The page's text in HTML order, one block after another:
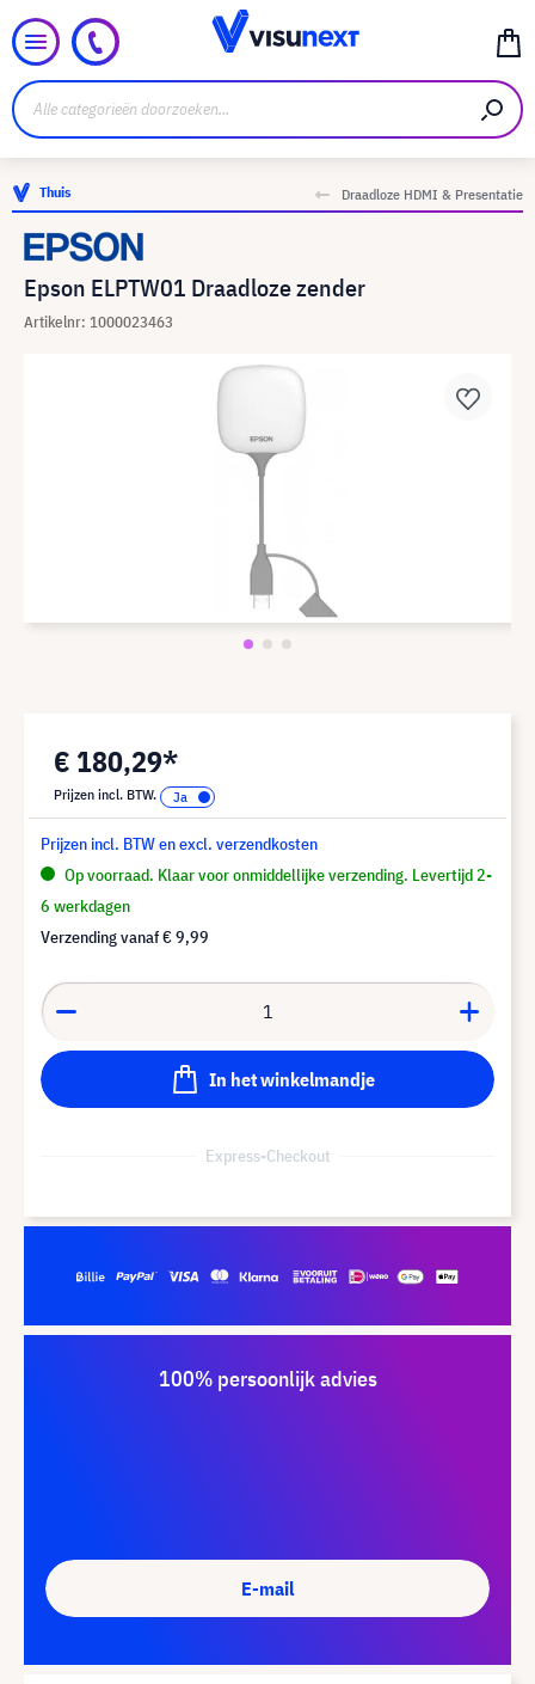
Thuis Draadloze HDMI & Presentatie
Epson ELPTW01 Draadloze zender
Artikelnr: 1000023463
€ 180,29*
Prijzen incl. BTW.
Prijzen incl. BTW en excl. verzendkosten
Op voorraad. Klaar voor onmiddellijke verzending. Levertijd 2-
6 werkdagen
Verzending vanaf€ 9,99
In het winkelmandje
Express-Checkout
100% persoonlijk advies
E-mail